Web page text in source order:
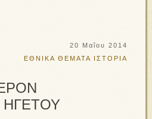
20 Μαΐου 2014
ΕΘΝΙΚΑ ΘΕΜΑΤΑ ΙΣΤΟΡΙΑ
ΗΓΕΤΟΥ